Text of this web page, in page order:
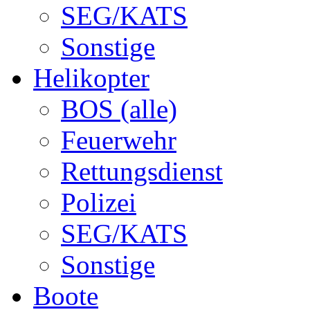
SEG/KATS
Sonstige
Helikopter
BOS (alle)
Feuerwehr
Rettungsdienst
Polizei
SEG/KATS
Sonstige
Boote